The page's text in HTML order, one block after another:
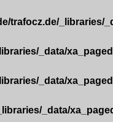
trafocz.de/_libraries/
_data/
_data/
_data/